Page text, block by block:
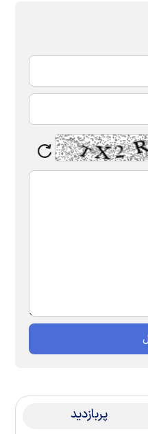
پربازدید